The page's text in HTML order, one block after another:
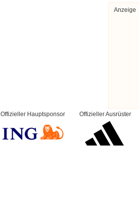
Anzeige
Offizieller Ausrüster
Offizieller Hauptsponsor